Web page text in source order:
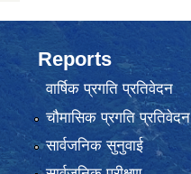
Reports
वार्षिक प्रगति प्रतिवेदन
चौमासिक प्रगति प्रतिवेदन
सार्वजनिक सुनुवाई